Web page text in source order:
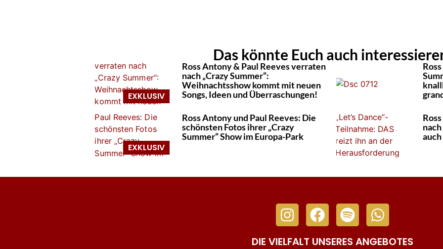
Das könnte Euch auch
Ross Antony & Paul Reeves verraten
nach „Crazy Summer“:
Weihnachtsshow kommt mit neuen
Songs, Ideen und Überraschungen!
Ross Antony und Paul Reeves: Die
schönsten Fotos ihrer „Crazy
Summer“ Show im Europa-Park
DIE VIELFALT UNSERES ANGEBOTES